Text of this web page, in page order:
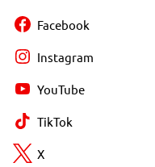
Facebook
Instagram
YouTube
TikTok
X